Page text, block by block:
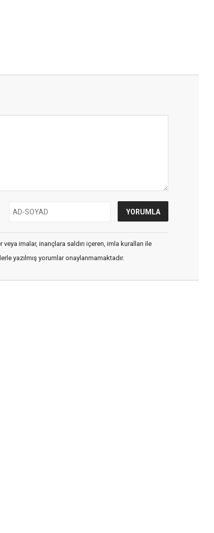
imalar, inançlara saldırı içeren, imla kuralları ile
yazılmış yorumlar onaylanmamaktadır.